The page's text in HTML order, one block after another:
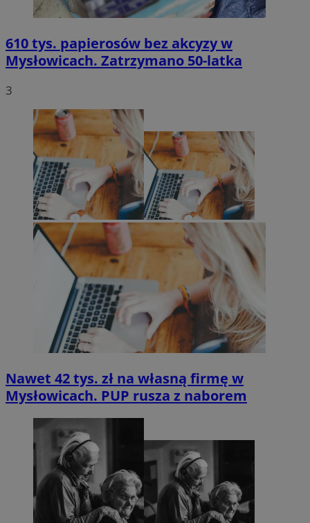
610 tys. papierosów bez akcyzy w
Mysłowicach. Zatrzymano 50-latka
3
Nawet 42 tys. zł na własną firmę w
Mysłowicach. PUP rusza z naborem